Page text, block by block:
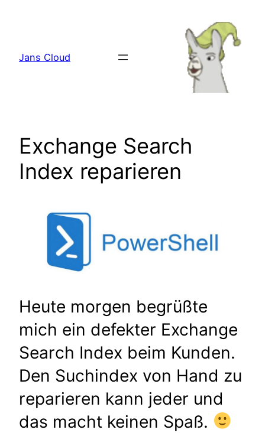
Jans Cloud
Exchange Search
Index reparieren
Heute morgen begrüßte
mich ein defekter Exchange
Search Index beim Kunden.
Den Suchindex von Hand zu
reparieren kann jeder und
das macht keinen Spaß.